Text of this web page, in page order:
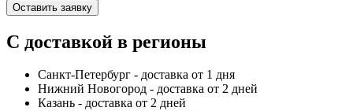
Оставить заявку
С доставкой в регионы
Санкт-Петербург - доставка от 1 дня
Нижний Новогород - доставка от 2 дней
Казань - доставка от 2 дней